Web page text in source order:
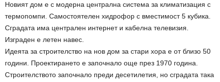
Новият дом е с модерна централна система за климатизация с
термопомпи. Самостоятелен хидрофор с вместимост 5 кубика.
Сградата има централен интернет и кабелна телевизия.
Изграден е летен навес.
Идеята за строителство на нов дом за стари хора е от близо 50
години. Проектирането е започнало още през 1970 година.
Строителството започнало преди десетилетия, но сградата така